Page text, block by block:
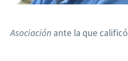
Asociación ante la que calificó